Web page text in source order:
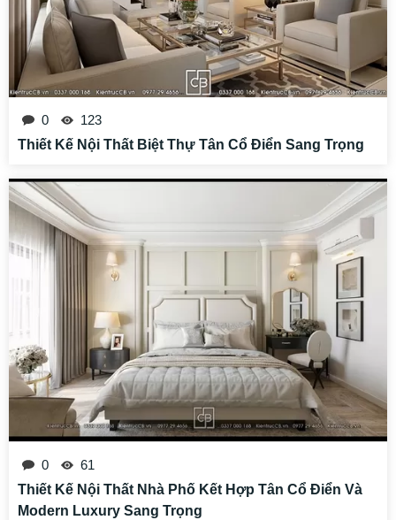
0
123
Thiết Kế Nội Thất Biệt Thự Tân Cổ Điển Sang Trọng
0
61
Thiết Kế Nội Thất Nhà Phố Kết Hợp Tân Cổ Điển Và
Modern Luxury Sang Trọng